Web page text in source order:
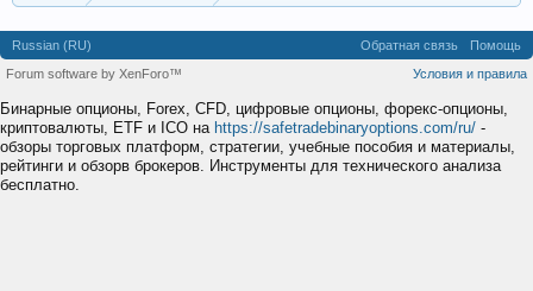
Russian (RU) Обратная связь
Помощь
Условия и правила
Forum software by XenForo™
Бинарные опционы, Forex, CFD, цифровые опционы, форекс-опционы,
криптовалюты, ETF и ICO на https://safetradebinaryoptions.com/ru/ -
обзоры торговых платформ, стратегии, учебные пособия и материалы,
рейтинги и обзорв брокеров. Инструменты для технического анализа
бесплатно.